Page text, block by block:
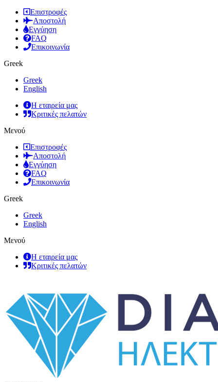
Επιστροφές
Αποστολή
Εγγύηση
FAQ
Επικοινωνία
Greek
Greek
English
Η εταιρεία μας
Κριτικές πελατών
Μενού
Επιστροφές
Αποστολή
Εγγύηση
FAQ
Επικοινωνία
Greek
Greek
English
Μενού
Η εταιρεία μας
Κριτικές πελατών